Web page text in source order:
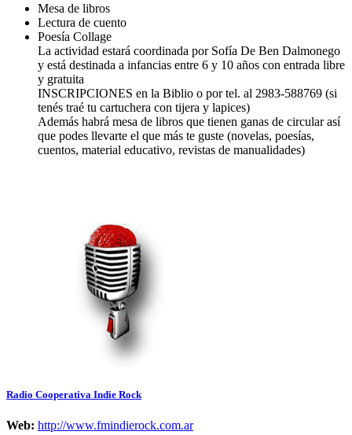
Mesa de libros
Lectura de cuento
Poesía Collage
La actividad estará coordinada por Sofía De Ben Dalmonego
y está destinada a infancias entre 6 y 10 años con entrada libre
y gratuita
INSCRIPCIONES en la Biblio o por tel. al 2983-588769 (si
tenés traé tu cartuchera con tijera y lapices)
Además habrá mesa de libros que tienen ganas de circular así
que podes llevarte el que más te guste (novelas, poesías,
cuentos, material educativo, revistas de manualidades)
Radio Cooperativa Indie Rock
Web: http://www.fmindierock.com.ar